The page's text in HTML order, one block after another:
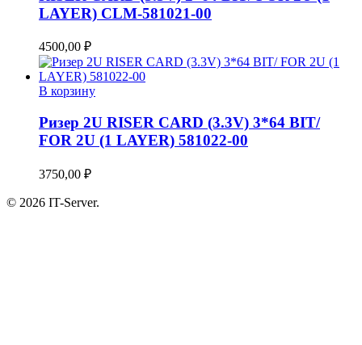
LAYER) CLM-581021-00
4500,00 ₽
В корзину
Ризер 2U RISER CARD (3.3V) 3*64 BIT/
FOR 2U (1 LAYER) 581022-00
3750,00 ₽
© 2026 IT-Server.